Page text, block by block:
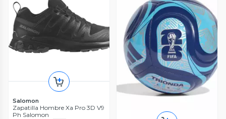
Salomon
Zapatilla Hombre Xa Pro 3D V9
Ph Salomon